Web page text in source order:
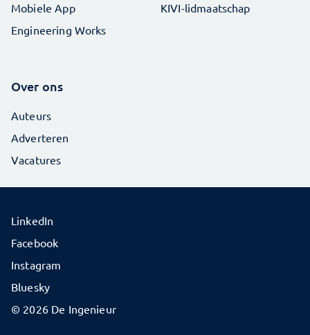
Mobiele App
Engineering Works
KIVI-lidmaatschap
Over ons
Auteurs
Adverteren
Vacatures
© 2026 De Ingenieur
LinkedIn
Facebook
Instagram
Bluesky